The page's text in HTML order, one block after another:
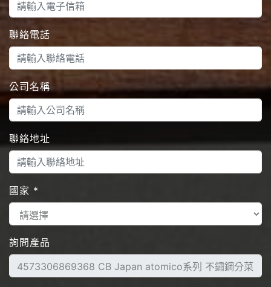
聯絡電話
公司名稱
聯絡地址
國家 *
詢問產品